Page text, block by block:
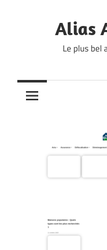
Alias
Le plus bel